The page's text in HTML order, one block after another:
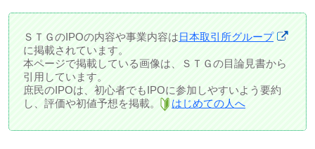
ＳＴＧのIPOの内容や事業内容は日本取引所グループ
に掲載されています。
本ページで掲載している画像は、ＳＴＧの目論見書から
引用しています。
庶民のIPOは、初心者でもIPOに参加しやすいよう要約
し、評価や初値予想を掲載。
はじめての人へ